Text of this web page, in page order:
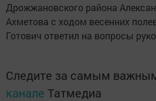
Дрожжановского района
Ахметова с ходом весенних
Готович ответил на вопросы
Следите за самым
канале Татмедиа